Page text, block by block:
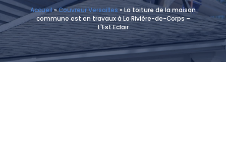
Accueil»Couvreur Versailles»La toiture de la maison
commune est en travaux à La Rivière-de-Corps –
L'Est Eclair